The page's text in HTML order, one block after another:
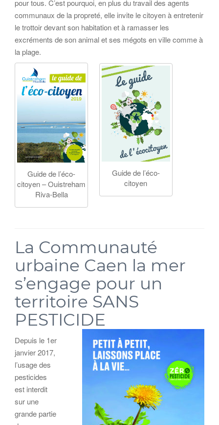
pour tous. C’est pourquoi, en plus du travail des agents
communaux de la propreté, elle invite le citoyen à entretenir
le trottoir devant son habitation et à ramasser les
excréments de son animal et ses mégots en ville comme à
la plage.
Guide de l’éco-
citoyen – Ouistreham
Riva-Bella
Guide de l’éco-
citoyen
La Communauté
urbaine Caen la mer
s’engage pour un
territoire SANS
PESTICIDE
Depuis le 1er
janvier 2017,
l’usage des
pesticides
est interdit
sur une
grande partie